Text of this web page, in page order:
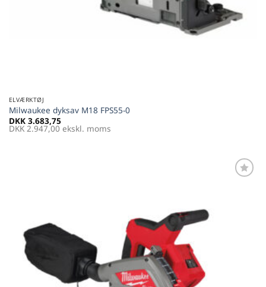
ELVÆRKTØJ
Milwaukee dyksav M18 FPS55-0
DKK 3.683,75
DKK 2.947,00 ekskl. moms